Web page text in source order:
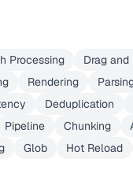
Processing Drag and
Rendering
Deduplication
Pipeline Chunking
Glob Hot Reload